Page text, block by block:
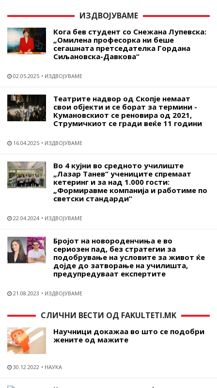
ИЗДВОЈУВАМЕ
Кога бев студент со Снежана Лупевска:
„Омилена професорка ни беше
сегашната претседателка Гордана
Сиљановска-Давкова“
02.05.2025 ИЗДВОЈУВАМЕ
Театрите надвор од Скопје немаат
свои објекти и се борат за термини -
Кумановскиот се реновира од 2021,
Струмичкиот се гради веќе 11 години
16.04.2025 ИЗДВОЈУВАМЕ
Во 4 кујни во средното училиште
„Лазар Танев“ учениците спремаат
кетеринг и за над 1.000 гости:
„Формиравме компанија и работиме по
светски стандарди“
22.04.2024 ИЗДВОЈУВАМЕ
Бројот на новороденчиња е во
сериозен пад, без стратегии за
подобрување на условите за живот ќе
дојде до затворање на училишта,
предупредуваат експертите
21.08.2023 ИЗДВОЈУВАМЕ
СЛИЧНИ ВЕСТИ ОД FAKULTETI.MK
Научници докажаа во што се подобри
жените од мажите
30.12.2022 НАУКА